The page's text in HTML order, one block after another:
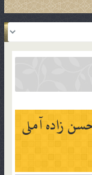
زاده آملی